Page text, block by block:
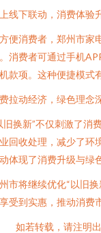
线下联动，消费体验
便消费者，郑州市家
消费者可通过手机
款项。这种便捷模式
拉动经济，绿色理念
旧换新”不仅刺激了消
回收处理，减少了环
体现了消费升级与绿
市将继续优化“以旧
受到实惠，推动消费
如若转载，请注明